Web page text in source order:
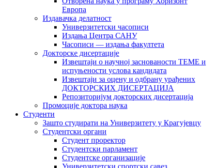
Европа
Издавачка делатност
Универзитетски часописи
Издања Центра САНУ
Часописи — издања факултета
Докторске дисертације
Извештаји о научној заснованости ТЕМЕ и
испуњености услова кандидата
Извештаји за оцену и одбрану урађених
ДОКТОРСКИХ ДИСЕРТАЦИЈА
Репозиторијум докторских дисертација
Промоције доктора наука
Студенти
Зашто студирати на Универзитету у Крагујевцу
Студентски органи
Студент проректор
Студентски парламент
Студентске организације
Универзитетски спортски савез